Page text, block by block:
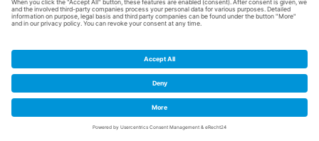
Cookie-Einstellungen